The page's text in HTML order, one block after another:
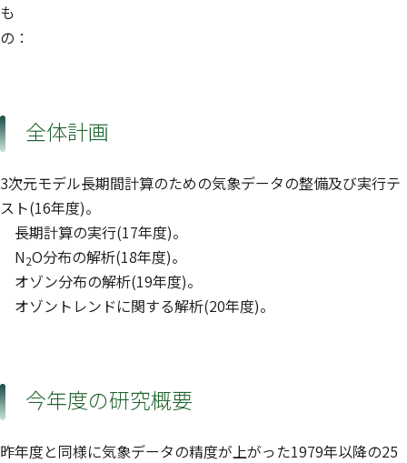
も
の：
全体計画
3次元モデル長期間計算のための気象データの整備及び実行テ
スト(16年度)。
長期計算の実行(17年度)。
N2O分布の解析(18年度)。
オゾン分布の解析(19年度)。
オゾントレンドに関する解析(20年度)。
今年度の研究概要
昨年度と同様に気象データの精度が上がった1979年以降の25